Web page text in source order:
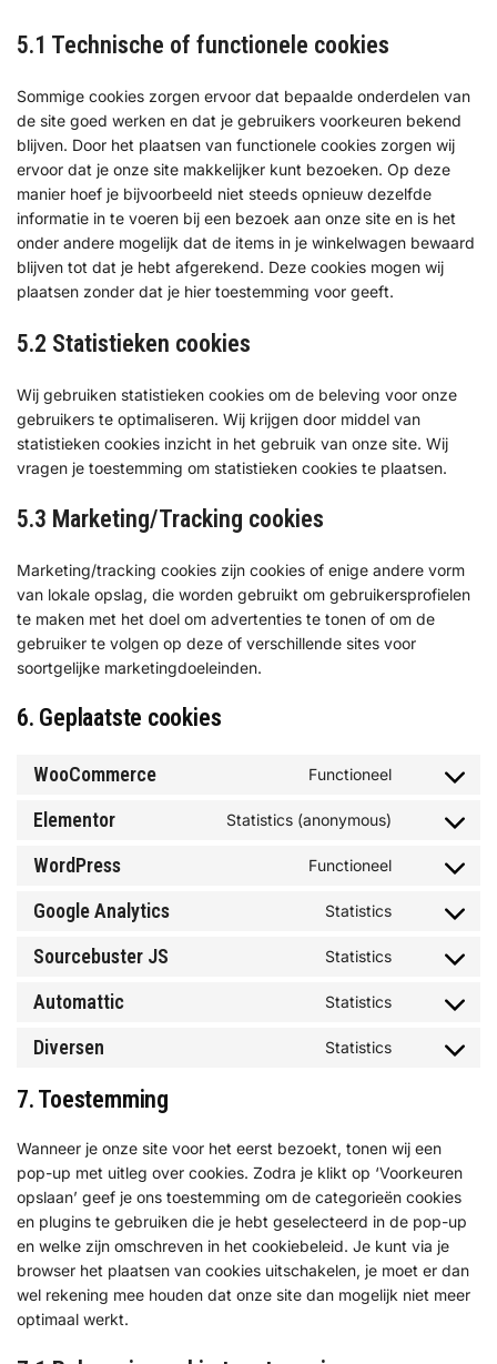
5.1 Technische of functionele cookies
Sommige cookies zorgen ervoor dat bepaalde onderdelen van
de site goed werken en dat je gebruikers voorkeuren bekend
blijven. Door het plaatsen van functionele cookies zorgen wij
ervoor dat je onze site makkelijker kunt bezoeken. Op deze
manier hoef je bijvoorbeeld niet steeds opnieuw dezelfde
informatie in te voeren bij een bezoek aan onze site en is het
onder andere mogelijk dat de items in je winkelwagen bewaard
blijven tot dat je hebt afgerekend. Deze cookies mogen wij
plaatsen zonder dat je hier toestemming voor geeft.
5.2 Statistieken cookies
Wij gebruiken statistieken cookies om de beleving voor onze
gebruikers te optimaliseren. Wij krijgen door middel van
statistieken cookies inzicht in het gebruik van onze site. Wij
vragen je toestemming om statistieken cookies te plaatsen.
5.3 Marketing/Tracking cookies
Marketing/tracking cookies zijn cookies of enige andere vorm
van lokale opslag, die worden gebruikt om gebruikersprofielen
te maken met het doel om advertenties te tonen of om de
gebruiker te volgen op deze of verschillende sites voor
soortgelijke marketingdoeleinden.
6. Geplaatste cookies
WooCommerce Functioneel
Elementor Statistics (anonymous)
WordPress Functioneel
Google Analytics Statistics
Sourcebuster JS Statistics
Automattic Statistics
Diversen Statistics
7. Toestemming
Wanneer je onze site voor het eerst bezoekt, tonen wij een
pop-up met uitleg over cookies. Zodra je klikt op ‘Voorkeuren
opslaan’ geef je ons toestemming om de categorieën cookies
en plugins te gebruiken die je hebt geselecteerd in de pop-up
en welke zijn omschreven in het cookiebeleid. Je kunt via je
browser het plaatsen van cookies uitschakelen, je moet er dan
wel rekening mee houden dat onze site dan mogelijk niet meer
optimaal werkt.